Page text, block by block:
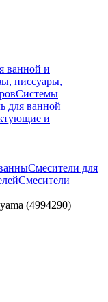
ванной и
писсуары,
Системы
для ванной
и
Смесители для
Смесители
(4994290)